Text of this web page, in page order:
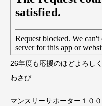
26年度も応援のほどよろし
わさび
マンスリーサポーター１０